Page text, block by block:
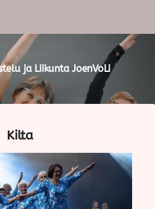
ja Liikunta JoenVoLi
Kilta